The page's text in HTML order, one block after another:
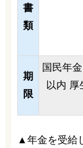
書
類
期
限
国民年
以内
▲年金を受給